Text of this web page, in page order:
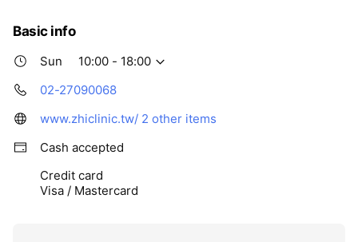
Basic info
Sun
10:00 - 18:00
02-27090068
www.zhiclinic.tw/ 2 other items
Cash accepted
Credit card
Visa / Mastercard